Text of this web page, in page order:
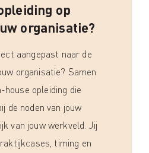
op
organisatie?
aangepast naar de
organisatie? Samen
house opleiding die
de noden van jouw
van jouw werkveld. Jij
timing en